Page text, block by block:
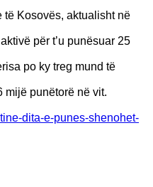
të Kosovës, aktualisht në
për t’u punësuar 25
po ky treg mund të
mijë punëtorë në vit.
dita-e-punes-shenohet-